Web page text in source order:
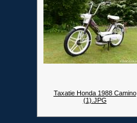
Taxatie Honda 1988 Camino
(1).JPG